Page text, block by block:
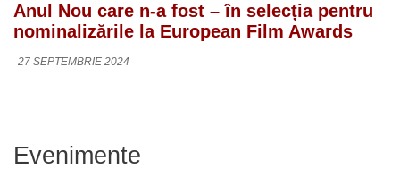
Anul Nou care n-a fost – în selecția pentru
nominalizările la European Film Awards
27 SEPTEMBRIE 2024
Evenimente